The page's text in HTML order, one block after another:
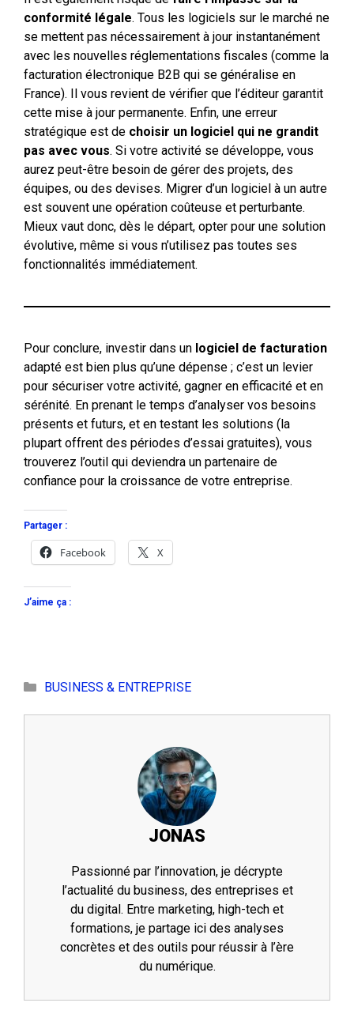
conformité légale. Tous les logiciels sur le marché ne
se mettent pas nécessairement à jour instantanément
avec les nouvelles réglementations fiscales (comme la
facturation électronique B2B qui se généralise en
France). Il vous revient de vérifier que l’éditeur garantit
cette mise à jour permanente. Enfin, une erreur
stratégique est de choisir un logiciel qui ne grandit
pas avec vous. Si votre activité se développe, vous
aurez peut-être besoin de gérer des projets, des
équipes, ou des devises. Migrer d’un logiciel à un autre
est souvent une opération coûteuse et perturbante.
Mieux vaut donc, dès le départ, opter pour une solution
évolutive, même si vous n’utilisez pas toutes ses
fonctionnalités immédiatement.
Pour conclure, investir dans un logiciel de facturation
adapté est bien plus qu’une dépense ; c’est un levier
pour sécuriser votre activité, gagner en efficacité et en
sérénité. En prenant le temps d’analyser vos besoins
présents et futurs, et en testant les solutions (la
plupart offrent des périodes d’essai gratuites), vous
trouverez l’outil qui deviendra un partenaire de
confiance pour la croissance de votre entreprise.
Partager :
Facebook X
J’aime ça :
Catégories
BUSINESS & ENTREPRISE
JONAS
Passionné par l’innovation, je décrypte
l’actualité du business, des entreprises et
du digital. Entre marketing, high-tech et
formations, je partage ici des analyses
concrètes et des outils pour réussir à l’ère
du numérique.